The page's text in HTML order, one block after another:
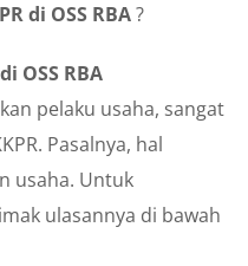
di OSS RBA?
OSS RBA
pelaku usaha, sangat
Pasalnya, hal
usaha. Untuk
ulasannya di bawah